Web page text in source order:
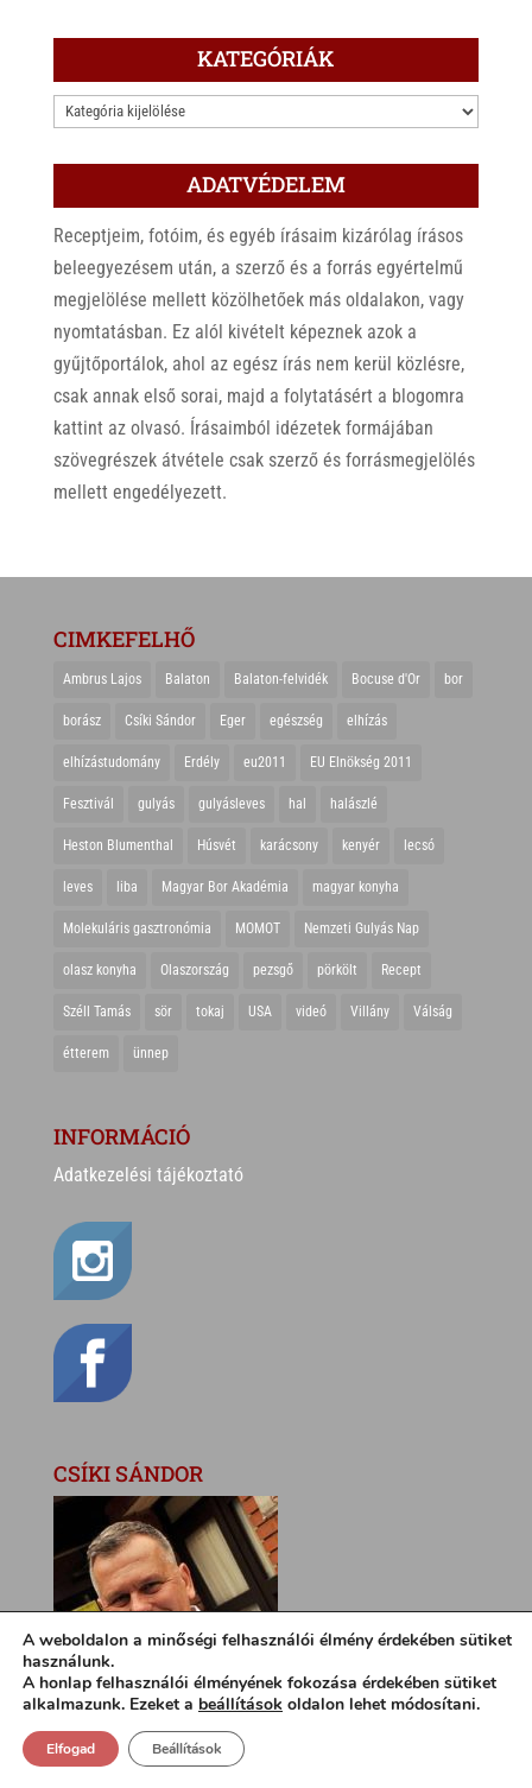
KATEGÓRIÁK
KATEGÓRIÁK
ADATVÉDELEM
Receptjeim, fotóim, és egyéb írásaim kizárólag írásos
beleegyezésem után, a szerző és a forrás egyértelmű
megjelölése mellett közölhetőek más oldalakon, vagy
nyomtatásban. Ez alól kivételt képeznek azok a
gyűjtőportálok, ahol az egész írás nem kerül közlésre,
csak annak első sorai, majd a folytatásért a blogomra
kattint az olvasó. Írásaimból idézetek formájában
szövegrészek átvétele csak szerző és forrásmegjelölés
mellett engedélyezett.
CIMKEFELHŐ
Ambrus Lajos Balaton Balaton-felvidék Bocuse d'Or bor
borász Csíki Sándor Eger egészség elhízás
elhízástudomány Erdély eu2011 EU Elnökség 2011
Fesztivál gulyás gulyásleves hal halászlé
Heston Blumenthal Húsvét karácsony kenyér lecsó
leves liba Magyar Bor Akadémia magyar konyha
Molekuláris gasztronómia MOMOT Nemzeti Gulyás Nap
olasz konyha Olaszország pezsgő pörkölt Recept
Széll Tamás sör tokaj USA videó Villány Válság
étterem ünnep
INFORMÁCIÓ
Adatkezelési tájékoztató
CSÍKI SÁNDOR
A weboldalon a minőségi felhasználói élmény érdekében sütiket
használunk.
A honlap felhasználói élményének fokozása érdekében sütiket
alkalmazunk. Ezeket a beállítások oldalon lehet módosítani.
Elfogad Beállítások